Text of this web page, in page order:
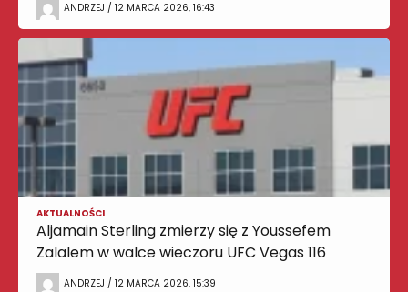
ANDRZEJ / 12 MARCA 2026, 16:43
AKTUALNOŚCI
Aljamain Sterling zmierzy się z Youssefem
Zalalem w walce wieczoru UFC Vegas 116
ANDRZEJ / 12 MARCA 2026, 15:39